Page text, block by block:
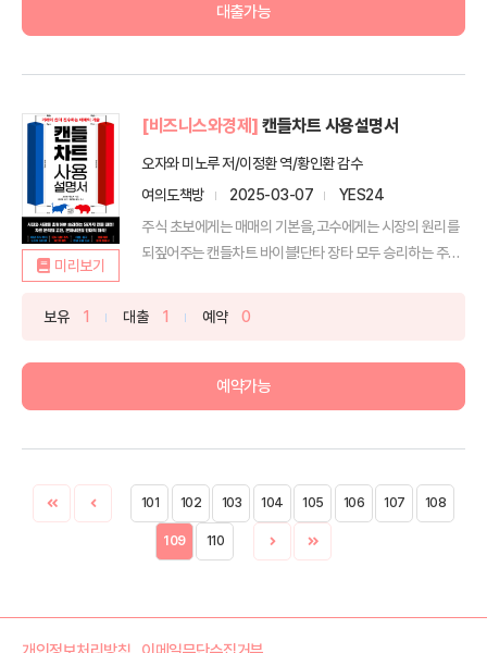
대출가능
미리보기
[비즈니스와경제] 캔들차트 사용설명서
오자와 미노루 저/이정환 역/황인환 감수
여의도책방
2025-03-07
YES24
주식 초보에게는 매매의 기본을,고수에게는 시장의 원리를
되짚어주는 캔들차트 바이블!단타 장타 모두 승리하는 주식
보유 1 대출 1 예약 0
예약가능
101 102 103 104 105 106 107 108
109 110